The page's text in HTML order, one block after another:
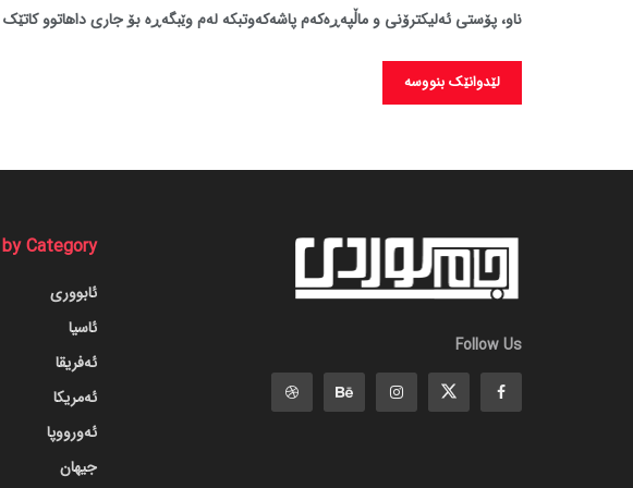
ناو، پۆستی ئەلیکترۆنی و ماڵپەڕەکەم پاشەکەوتبکە لەم وێبگەڕە بۆ جاری داهاتوو
Follow Us
Category
ئابووری
ئاسیا
ئەفریقا
ئەمریکا
ئەورووپا
جیهان